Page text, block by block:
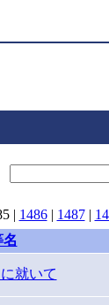
| 1486| 1487|
就いて